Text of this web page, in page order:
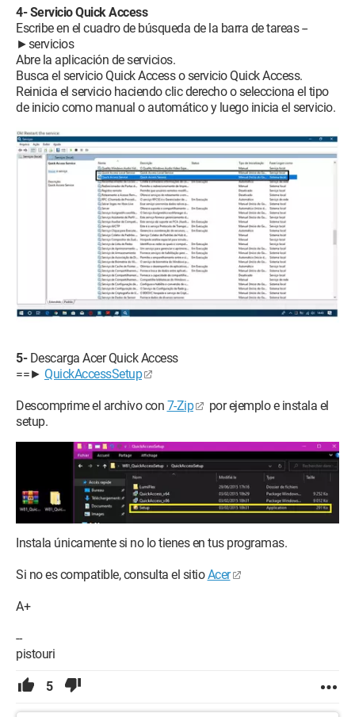
4- Servicio Quick Access
Escribe en el cuadro de búsqueda de la barra de tareas --
►servicios
Abre la aplicación de servicios.
Busca el servicio Quick Access o servicio Quick Access.
Reinicia el servicio haciendo clic derecho o selecciona el tipo
de inicio como manual o automático y luego inicia el servicio.
5-Descarga Acer Quick Access
==► QuickAccessSetup
Descomprime el archivo con 7-Zip
por ejemplo e instala el
setup.
Instala únicamente si no lo tienes en tus programas.
Si no es compatible, consulta el sitioAcer
A+
--
pistouri
5